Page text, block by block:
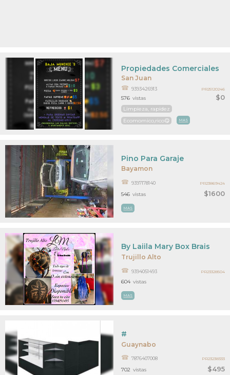
San Juan
$0
Propiedades Comerciales
9393426913
Limpieza, rapidez
Ecomomico,rico😋
MAS
576 vistas
PR25120246
Bayamon
$1600
Pino Para Garaje
9397178140
MAS
546 vistas
PR23869424
Trujillo Alto
By Laiila Mary Box Brais
9394051493
MAS
604 vistas
PR23328504
Guaynabo
$495
#
7876407008
702 vistas
PR23238333